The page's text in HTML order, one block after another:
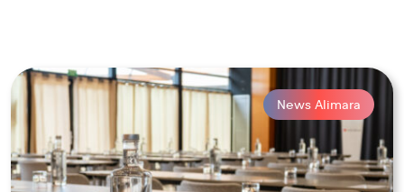
News Alimara